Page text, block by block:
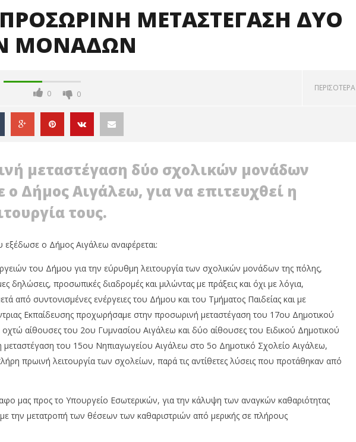
ΜΕΤΑΣΤΕΓΑΣΗ ΔΥΟ
ΜΟΝΑΔΩΝ
0 0
ΠΕΡΙΣΟΤΕΡΑ
ΤΕΛΟΣ ΤΟ ΔΙΠΛΟΠΑΡΚΑΡΙΣΜΑ:
ΈΡΧΟΝΤΑΙ ΠΡΟΣΤΙΜΑ ΚΑΙ
ΑΦΑΙΡΕΣΗ ΔΙΠΛΩΜΑΤΟΣ
8
Σεπτεμβρίου
2020
Petroupolis
ΔΥΤΙΚΗ ΑΘΗΝΑ: ΔΙΑΛΥΣΗ ΤΗΣ
ΠΡΩΤΟΒΑΘΜΙΑΣ ΥΓΕΙΑΣ ΚΑΙ ΟΙ
ΔΗΜΟΙ ΣΦΥΡΙΖΟΥΝ ΑΔΙΑΦΟΡΑ!
8
Σεπτεμβρίου
2020
Petroupolis
μεταστέγαση δύο σχολικών μονάδων
Δήμος Αιγάλεω, για να επιτευχθεί η
τους.
ο Δήμος Αιγάλεω αναφέρεται:
του Δήμου για την εύρυθμη λειτουργία των σχολικών μονάδων της πόλης,
δηλώσεις, προσωπικές διαδρομές και μιλώντας με πράξεις και όχι με λόγια,
από συντονισμένες ενέργειες του Δήμου και του Τμήματος Παιδείας και με
Εκπαίδευσης προχωρήσαμε στην προσωρινή μεταστέγαση του 17ου Δημοτικού
αίθουσες του 2ου Γυμνασίου Αιγάλεω και δύο αίθουσες του Ειδικού Δημοτικού
μεταστέγαση του 15ου Νηπιαγωγείου Αιγάλεω στο 5ο Δημοτικό Σχολείο Αιγάλεω,
πρωινή λειτουργία των σχολείων, παρά τις αντίθετες λύσεις που προτάθηκαν από
μας προς το Υπουργείο Εσωτερικών, για την κάλυψη των αναγκών καθαριότητας
την μετατροπή των θέσεων των καθαριστριών από μερικής σε πλήρους